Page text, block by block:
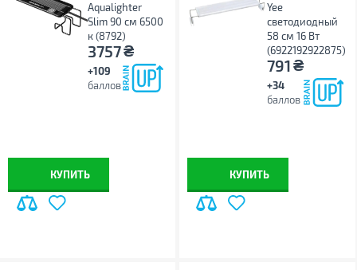
Aqualighter
Slim 90 см 6500
к (8792)
3757₴
+109
баллов
КУПИТЬ
Yee
светодиодный
58 см 16 Вт
(6922192922875)
791₴
+34
баллов
КУПИТЬ